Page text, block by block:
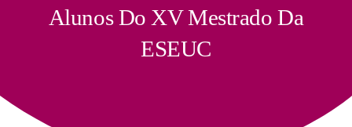
Contatos
Alunos Do XV Mestrado Da
ESEUC